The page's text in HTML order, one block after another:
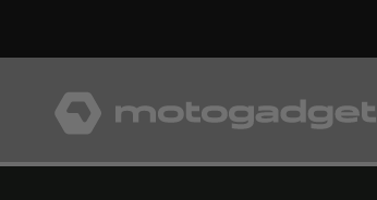
motogadget GmbH